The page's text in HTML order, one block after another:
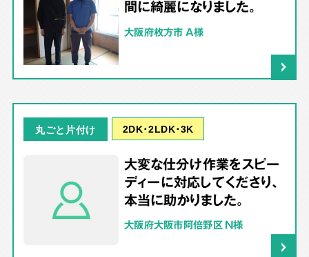
間に綺麗になりました。
大阪府枚方市 A様
丸ごと片付け 2DK･2LDK･3K
大変な仕分け作業をスピー
ディーに対応してくださり、
本当に助かりました。
大阪府大阪市阿倍野区 N様